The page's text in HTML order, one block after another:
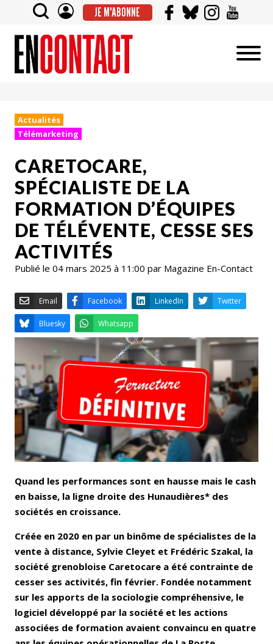
JE M'ABONNE
Actualités
Télémarketing
CARETOCARE,
SPÉCIALISTE DE LA
FORMATION D’ÉQUIPES
DE TÉLÉVENTE, CESSE SES
ACTIVITÉS
Publié le 04 mars 2025 à 11:00 par Magazine En-Contact
Email Facebook LinkedIn
Bluesky Whatsapp
Quand les performances sont en hausse mais le cash
en baisse, la ligne droite des Hunaudières* des
sociétés en croissance.
Créée en 2020 en par un binôme de spécialistes de la
vente à distance, Sylvie Cleyet et Frédéric Szakal, la
société grenobloise Caretocare a été contrainte de
cesser ses activités, fin février. Fondée notamment
sur les apports de la sociologie compréhensive, le
logiciel développé par la société et les actions
associées de formation avaient convaincu en quatre